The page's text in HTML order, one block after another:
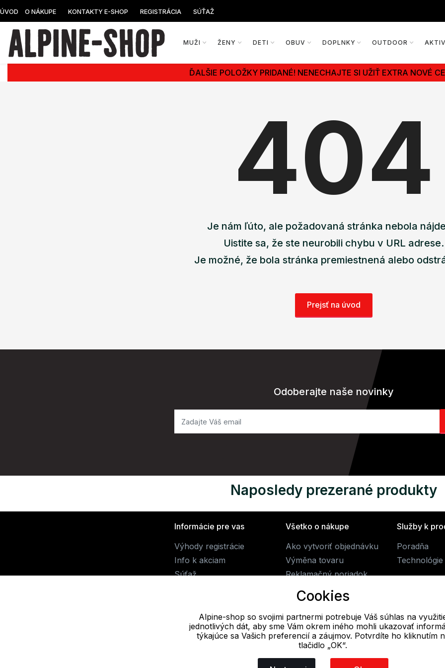
ÚVOD O NÁKUPE KONTAKTY E-SHOP REGISTRÁCIA SÚŤAŽ
MUŽI ŽENY DETI OBUV DOPLNKY OUTDOOR
ĎALŠIE POLOŽKY PRIDANÉ! NENECHAJTE SI UŽIŤ EXTRA NOVÉ
404
Je nám ľúto, ale požadovaná stránka nebola
Uistite sa, že ste neurobili chybu v URL adrese.
Je možné, že bola stránka premiestnená alebo
Prejsť na úvod
Odoberajte naše novinky
Naposledy prezerané produkty
Informácie pre vas
Výhody registrácie
Info k akciam
Súťaž
Všetko o nákupe
Ako vytvoriť objednávku
Výměna tovaru
Reklamačný poriadok
Obchodné podmienky
Doprava
Služby k
Poradňa
Technológie
E-mail
Online
info@alpine-shop.sk
Cookies
Alpine-shop so svojimi partnermi potrebuje Váš súhlas na
jednotlivých dát, aby sme Vám okrem iného mohli ukazovať
týkajúce sa Vašich preferencií a záujmov. Potvrdíte ho kliknutím
tlačidlo „OK“.